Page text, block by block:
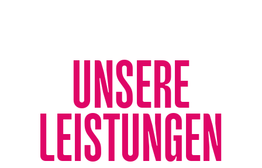
UNSERE
LEISTUNGEN